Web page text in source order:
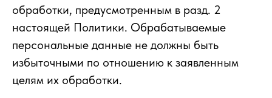
обработки, предусмотренным в разд. 2
настоящей Политики. Обрабатываемые
персональные данные не должны быть
избыточными по отношению к заявленным
целям их обработки.